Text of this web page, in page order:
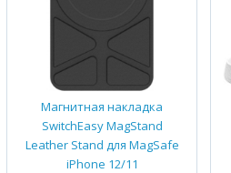
Магнитная накладка
SwitchEasy MagStand
Leather Stand для MagSafe
iPhone 12/11